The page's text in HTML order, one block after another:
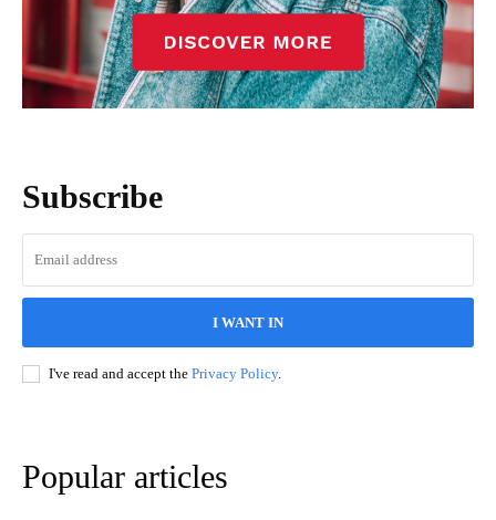
Subscribe
I WANT IN
I've read and accept the Privacy Policy.
Popular articles